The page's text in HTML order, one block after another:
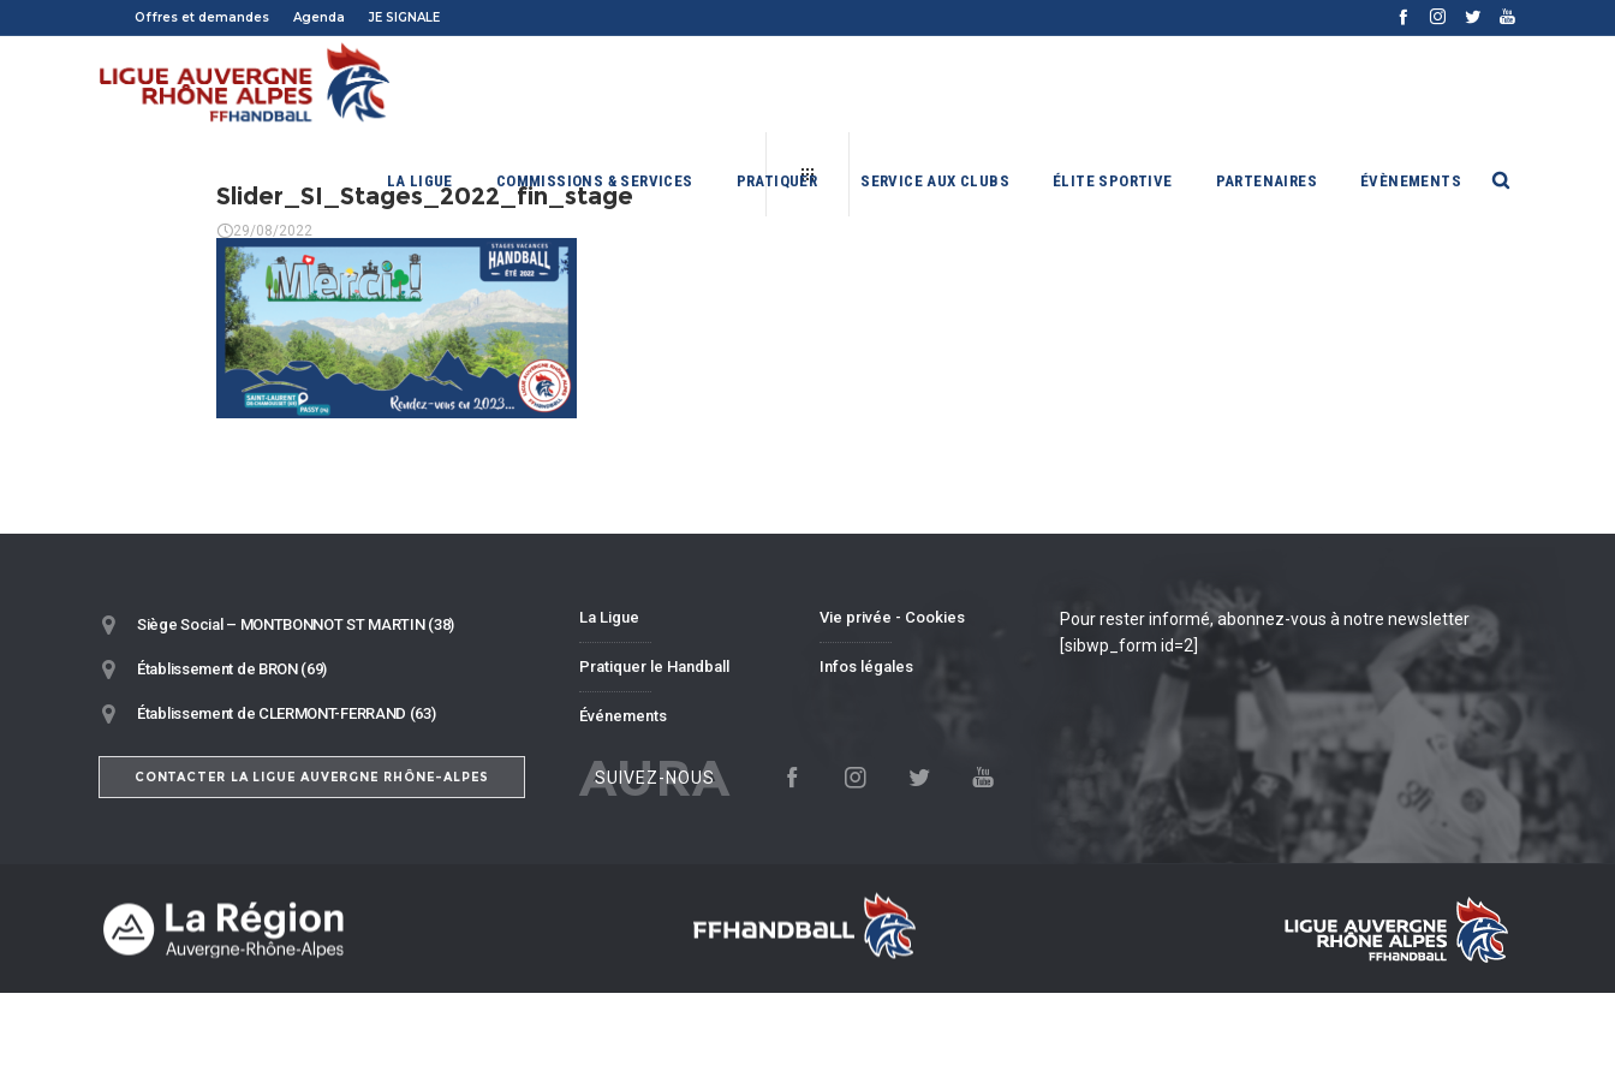
Offres et demandes Agenda JE SIGNALE
LA LIGUE COMMISSIONS & SERVICES PRATIQUER SERVICE AUX CLUBS ÉLITE SPORTIVE PARTENAIRES ÉVÈNEMENTS
Slider_SI_Stages_2022_fin_stage
29/08/2022
Siège Social – MONTBONNOT ST MARTIN (38)
Établissement de BRON (69)
Établissement de CLERMONT-FERRAND (63)
CONTACTER LA LIGUE AUVERGNE RHÔNE-ALPES
La Ligue
Pratiquer le Handball
Événements
Vie privée - Cookies
Infos légales
AURA
SUIVEZ-NOUS
Pour rester informé, abonnez-vous à notre newsletter
[sibwp_form id=2]